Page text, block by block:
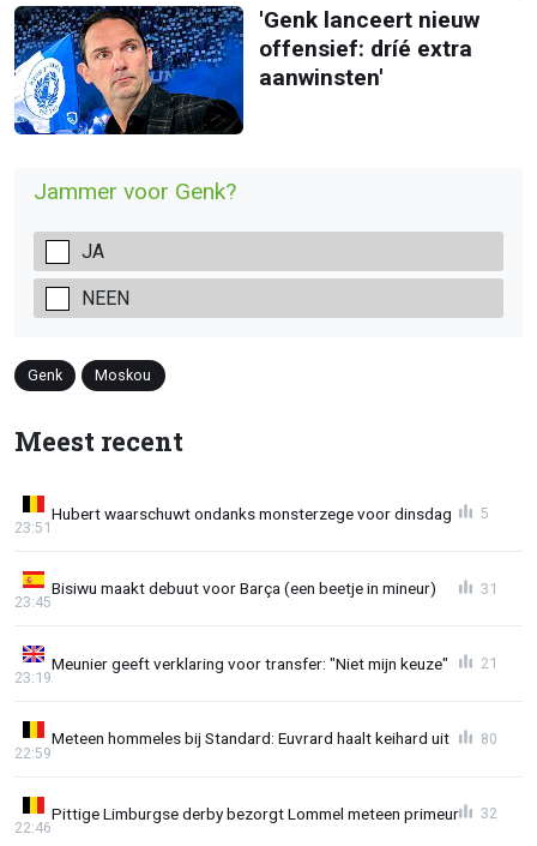
'Genk lanceert nieuw
offensief: dríé extra
aanwinsten'
Jammer voor Genk?
JA
NEEN
Genk Moskou
Meest recent
Hubert waarschuwt ondanks monsterzege voor dinsdag
23:51
5
Bisiwu maakt debuut voor Barça (een beetje in mineur)
23:45
31
Meunier geeft verklaring voor transfer: "Niet mijn keuze"
23:19
21
Meteen hommeles bij Standard: Euvrard haalt keihard uit
22:59
80
Pittige Limburgse derby bezorgt Lommel meteen primeur
22:46
32